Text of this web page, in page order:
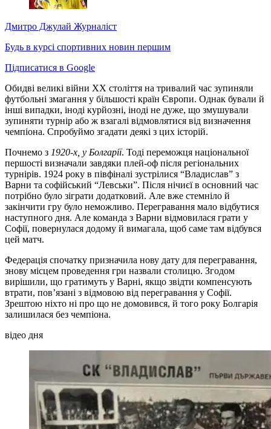
Дмитро Джулай Журналіст
Будь в курсі спортивних новин першим
Підписатися в Google
Обидві великі війни ХХ століття на тривалий час зупиняли
футбольні змагання у більшості країн Європи. Однак бували й
інші випадки, іноді курйозні, іноді не дуже, що змушували
зупиняти турнір або ж взагалі відмовлятися від визначення
чемпіона. Спробуймо згадати деякі з цих історій.
Почнемо з 1920-х, у Болгарії. Тоді переможця національної
першості визначали завдяки плей-оф після регіональних
турнірів. 1924 року в півфіналі зустрілися “Владислав” з
Варни та софійський “Левськи”. Після нічиєї в основний час
потрібно було зіграти додатковий. Але вже стемніло й
закінчити гру було неможливо. Перегравання мало відбутися
наступного дня. Але команда з Варни відмовилася грати у
Софії, повернулася додому й вимагала, щоб саме там відбувся
цей матч.
Федерація спочатку призначила нову дату для перегравання,
знову місцем проведення гри назвали столицю. Згодом
вирішили, що гратимуть у Варні, якщо звідти компенсують
втрати, пов’язані з відмовою від перегравання у Софії.
Зрештою ніхто ні про що не домовився, й того року Болгарія
залишилася без чемпіона.
відео дня